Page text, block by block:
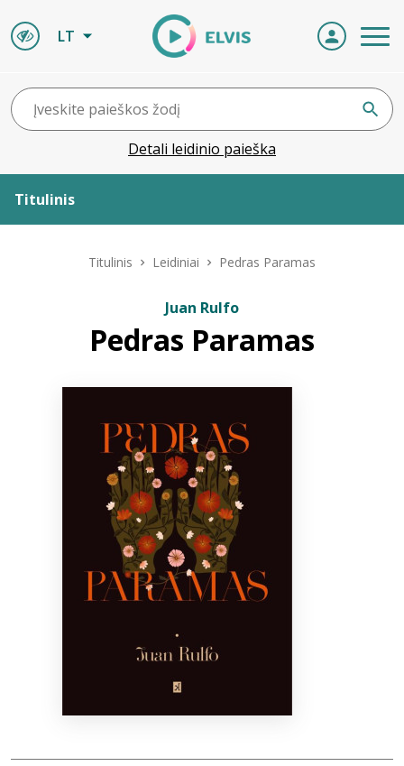
LT
Detali leidinio paieška
Titulinis
ELVIS atvyksta
Bibliotekoms
Titulinis Leidiniai Pedras Paramas
Juan Rulfo
Pedras Paramas